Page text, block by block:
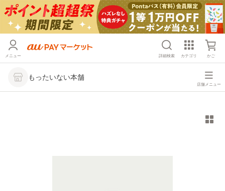
メニュー 詳細検索 カテゴリ かご
もったいない本舗
店舗メニュー